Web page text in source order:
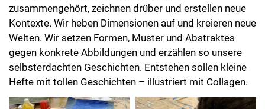
zusammengehört, zeichnen drüber und erstellen neue
Kontexte. Wir heben Dimensionen auf und kreieren neue
Welten. Wir setzen Formen, Muster und Abstraktes
gegen konkrete Abbildungen und erzählen so unsere
selbsterdachten Geschichten. Entstehen sollen kleine
Hefte mit tollen Geschichten – illustriert mit Collagen.